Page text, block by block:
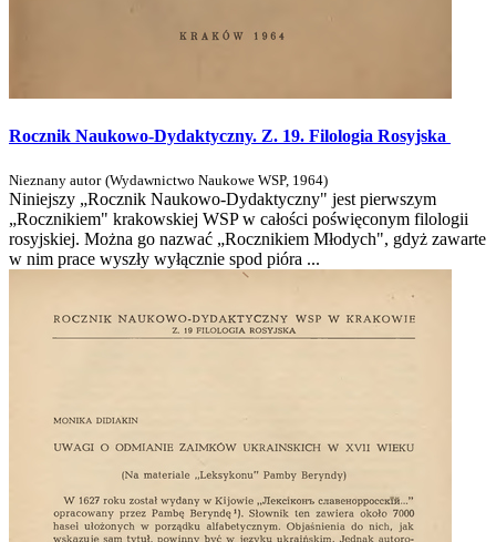
Rocznik Naukowo-Dydaktyczny. Z. 19. Filologia Rosyjska
Nieznany autor (Wydawnictwo Naukowe WSP, 1964)
Niniejszy „Rocznik Naukowo-Dydaktyczny" jest pierwszym
„Rocznikiem" krakowskiej WSP w całości poświęconym filologii
rosyjskiej. Można go nazwać „Rocznikiem Młodych", gdyż zawarte
w nim prace wyszły wyłącznie spod pióra ...